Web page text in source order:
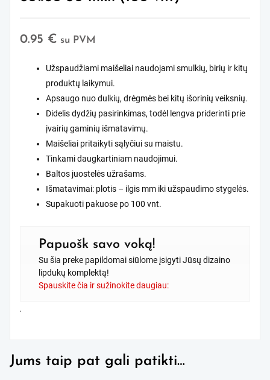
0.95 € su PVM
Užspaudžiami maišeliai naudojami smulkių, birių ir kitų
produktų laikymui.
Apsaugo nuo dulkių, drėgmės bei kitų išorinių veiksnių.
Didelis dydžių pasirinkimas, todėl lengva priderinti prie
įvairių gaminių išmatavimų.
Maišeliai pritaikyti sąlyčiui su maistu.
Tinkami daugkartiniam naudojimui.
Baltos juostelės užrašams.
Išmatavimai: plotis – ilgis mm iki užspaudimo stygelės.
Supakuoti pakuose po 100 vnt.
Papuošk savo voką!
Su šia preke papildomai siūlome įsigyti Jūsų dizaino
lipdukų komplektą!
Spauskite čia ir sužinokite daugiau:
Jums taip pat gali patikti…